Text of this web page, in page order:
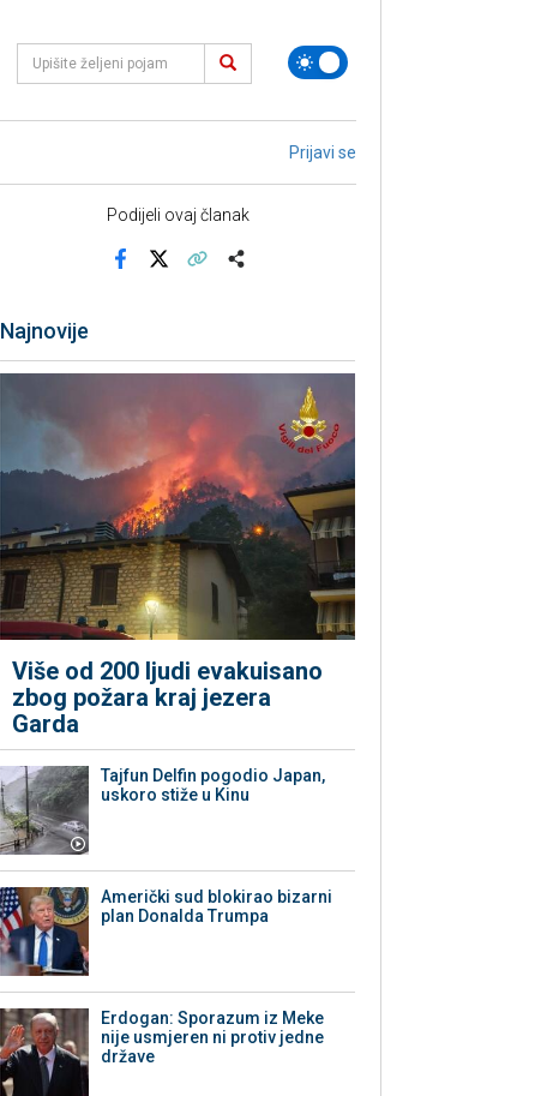
Prijavi se
Podijeli ovaj članak
Najnovije
Više od 200 ljudi evakuisano
zbog požara kraj jezera
Garda
Tajfun Delfin pogodio Japan,
uskoro stiže u Kinu
Američki sud blokirao bizarni
plan Donalda Trumpa
Erdogan: Sporazum iz Meke
nije usmjeren ni protiv jedne
države